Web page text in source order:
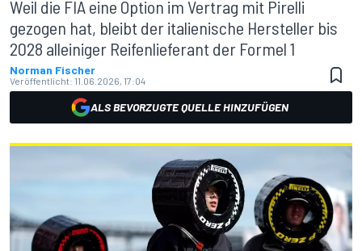
Weil die FIA eine Option im Vertrag mit Pirelli
gezogen hat, bleibt der italienische Hersteller bis
2028 alleiniger Reifenlieferant der Formel 1
Norman Fischer
Veröffentlicht: 11.06.2026, 17:04
ALS BEVORZUGTE QUELLE HINZUFÜGEN